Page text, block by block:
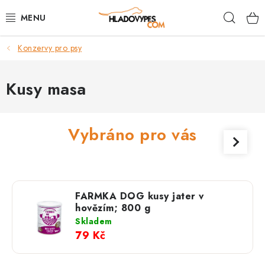
na
POTŘEBY PRO PSY
TAMI PŘEPRAVNÍ BOXY
BACK ON TRACK
VĚRNOSTNÍ PROGRAM
ZNAČKY
Konzervy pro psy
Kusy masa
Vybráno pro vás
FARMKA DOG kusy jater v
hovězím; 800 g
Skladem
79 Kč